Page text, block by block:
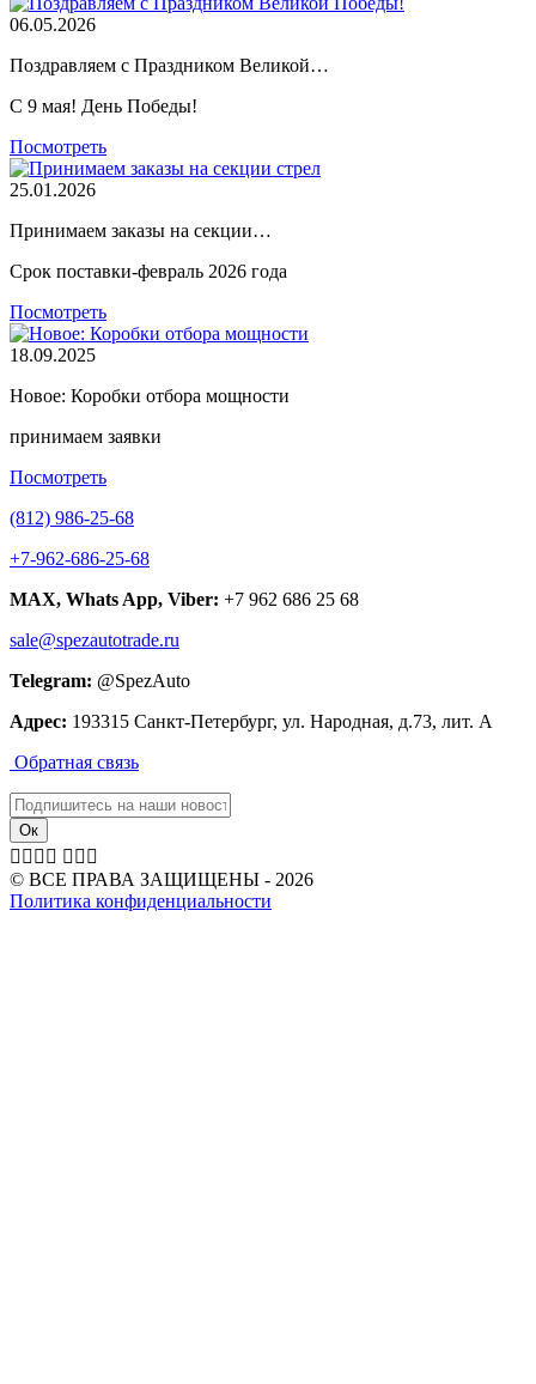
06.05.2026
Поздравляем с Праздником Великой…
С 9 мая! День Победы!
Посмотреть
25.01.2026
Принимаем заказы на секции…
Срок поставки-февраль 2026 года
Посмотреть
18.09.2025
Новое: Коробки отбора мощности
принимаем заявки
Посмотреть
(812) 986-25-68
+7-962-686-25-68
MAX, Whats App, Viber: +7 962 686 25 68
sale@spezautotrade.ru
Telegram: @SpezAuto
Адрес: 193315 Санкт-Петербург, ул. Народная, д.73, лит. А
Обратная связь
      
© ВСЕ ПРАВА ЗАЩИЩЕНЫ - 2026
Политика конфиденциальности